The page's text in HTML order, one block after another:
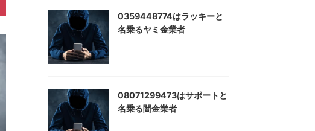
0359448774はラッキーと
名乗るヤミ金業者
08071299473はサポートと
名乗る闇金業者